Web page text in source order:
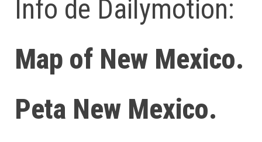
Info de Dailymotion:
Map of New Mexico.
Peta New Mexico.